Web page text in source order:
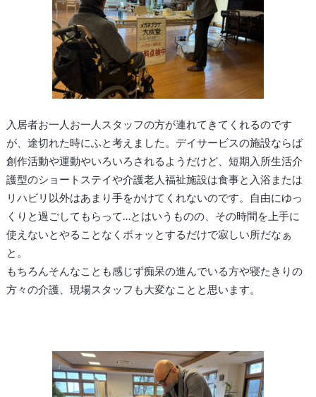
入居者お一人お一人スタッフの方が連れてきてくれるのです
が、途切れた時にふと考えました。デイサービスの施設ならば
創作活動や運動やいろいろされるようだけど、短期入所生活介
護型のショートステイや介護老人福祉施設は食事と入浴または
リハビリ以外はあまり手をかけてくれないのです。自由にゆっ
くりと過ごしてもらって…とはいうものの、その時間を上手に
使えないとやることなくボォッとするだけで寂しい所だなぁ
と。
もちろんそんなことも感じず痴呆の進んでいる方や寝たきりの
方々の介護、現場スタッフも大変なことと思います。